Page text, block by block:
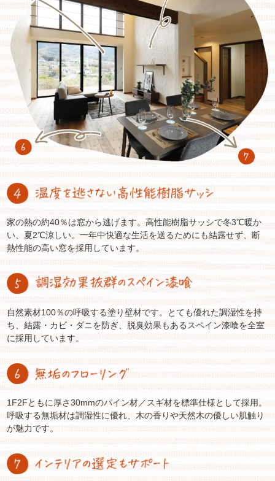
家の熱の約40％は窓から逃げます。高性能樹脂サッシで冬3℃暖か
い、夏2℃涼しい。一年中快適な生活を送るためにも結露せず、断
熱性能の高い窓を採用しています。
自然素材100％の呼吸する塗り壁材です。とても優れた調湿性を持
ち、結露・カビ・ダニを防ぎ、脱臭効果もあるスペイン漆喰を全室
に採用しています。
1F2Fともに厚さ30mmのパイン材／スギ材を標準仕様として採用。
呼吸する無垢材は調湿性に優れ、木の香りや天然木の優しい肌触り
が魅力です。